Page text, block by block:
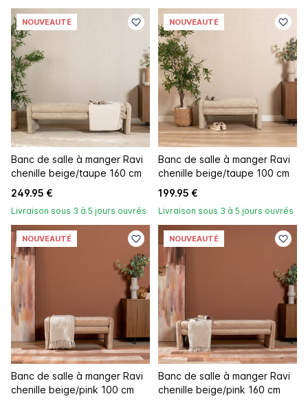
NOUVEAUTÉ
Banc de salle à manger Ravi
chenille beige/taupe 160 cm
249.95 €
Livraison sous 3 à 5 jours ouvrés
NOUVEAUTÉ
Banc de salle à manger Ravi
chenille beige/taupe 100 cm
199.95 €
Livraison sous 3 à 5 jours ouvrés
NOUVEAUTÉ
Banc de salle à manger Ravi
chenille beige/pink 100 cm
NOUVEAUTÉ
Banc de salle à manger Ravi
chenille beige/pink 160 cm